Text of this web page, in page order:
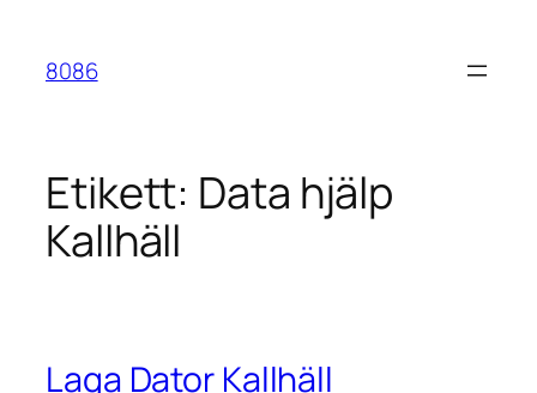
innehåll
8086
Etikett: Data hjälp
Kallhäll
Laga Dator Kallhäll